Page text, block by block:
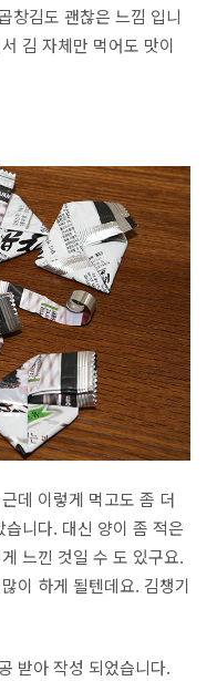
창김도 괜찮은 느낌 입니
김 자체만 먹어도 맛이
데 이렇게 먹고도 좀 더
니다. 대신 양이 좀 적은
느낀 것일 수 도 있구요.
이 하게 될텐데요. 김챙기
받아 작성 되었습니다.